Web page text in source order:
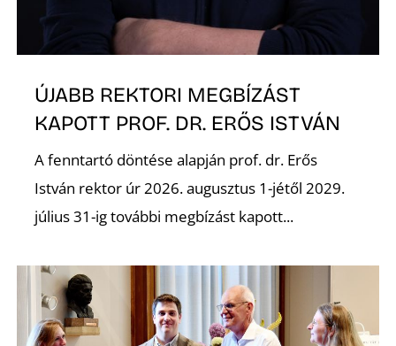
ÚJABB REKTORI MEGBÍZÁST
KAPOTT PROF. DR. ERŐS ISTVÁN
A fenntartó döntése alapján prof. dr. Erős
István rektor úr 2026. augusztus 1-jétől 2029.
július 31-ig további megbízást kapott...